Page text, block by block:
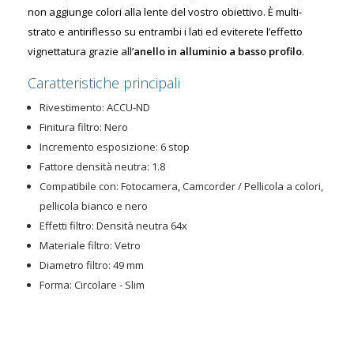
non aggiunge colori alla lente del vostro obiettivo. È multi-
strato e antiriflesso su entrambi i lati ed eviterete l’effetto
vignettatura grazie all’anello in alluminio a basso profilo.
Caratteristiche principali
Rivestimento: ACCU-ND
Finitura filtro: Nero
Incremento esposizione: 6 stop
Fattore densità neutra: 1.8
Compatibile con: Fotocamera, Camcorder / Pellicola a colori,
pellicola bianco e nero
Effetti filtro: Densità neutra 64x
Materiale filtro: Vetro
Diametro filtro: 49 mm
Forma: Circolare - Slim